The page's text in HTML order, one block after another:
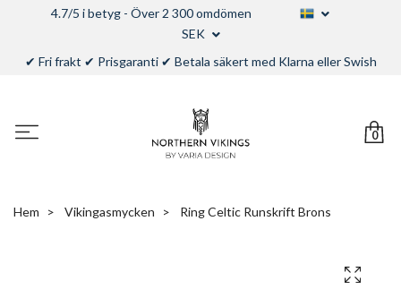
4.7/5 i betyg - Över 2 300 omdömen
SEK
✔ Fri frakt ✔ Prisgaranti ✔ Betala säkert med Klarna eller Swish
0
Hem Vikingasmycken Ring Celtic Runskrift Brons